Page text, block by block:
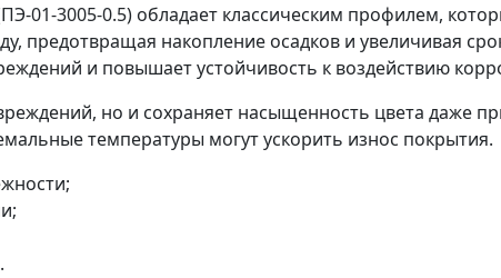
3005-0.5) обладает классическим профилем,
предотвращая накопление осадков и увеличивая
и повышает устойчивость к воздействию
но и сохраняет насыщенность цвета даже
температуры могут ускорить износ покрытия.